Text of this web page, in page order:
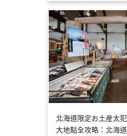
北海道限定お土産太
大地點全攻略：北海